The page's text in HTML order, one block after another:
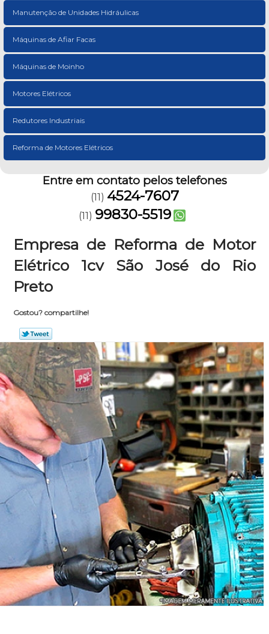
Manutenção de Unidades Hidráulicas
Máquinas de Afiar Facas
Máquinas de Moinho
Motores Elétricos
Redutores Industriais
Reforma de Motores Elétricos
Entre em contato pelos telefones
(11) 4524-7607
(11) 99830-5519
Empresa de Reforma de Motor
Elétrico 1cv São José do Rio
Preto
Gostou? compartilhe!